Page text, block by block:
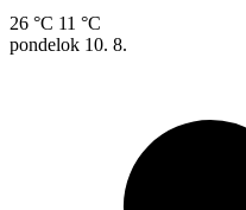
26 °C 11 °C
pondelok 10. 8.